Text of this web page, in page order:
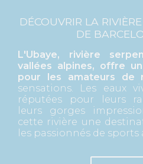
DÉCOUVRIR LA
DE
L'Ubaye, rivière
vallées alpines, offre
pour les amateurs de
sensations. Les eaux
réputées pour leurs
leurs gorges
cette rivière une
les passionnés de sports